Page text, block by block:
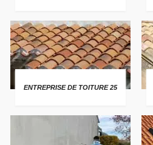
ENTREPRISE DE TOITURE 25